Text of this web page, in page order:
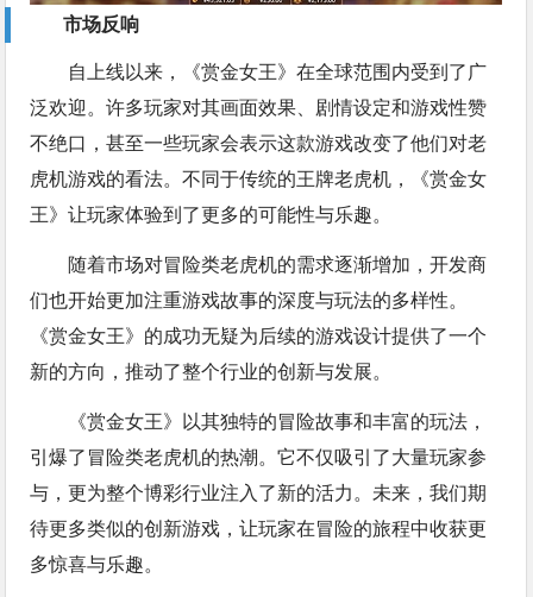
市场反响
自上线以来，《赏金女王》在全球范围内受到了广
泛欢迎。许多玩家对其画面效果、剧情设定和游戏性赞
不绝口，甚至一些玩家会表示这款游戏改变了他们对老
虎机游戏的看法。不同于传统的王牌老虎机，《赏金女
王》让玩家体验到了更多的可能性与乐趣。
随着市场对冒险类老虎机的需求逐渐增加，开发商
们也开始更加注重游戏故事的深度与玩法的多样性。
《赏金女王》的成功无疑为后续的游戏设计提供了一个
新的方向，推动了整个行业的创新与发展。
《赏金女王》以其独特的冒险故事和丰富的玩法，
引爆了冒险类老虎机的热潮。它不仅吸引了大量玩家参
与，更为整个博彩行业注入了新的活力。未来，我们期
待更多类似的创新游戏，让玩家在冒险的旅程中收获更
多惊喜与乐趣。